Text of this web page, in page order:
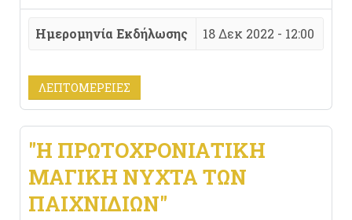
Ημερομηνία Εκδήλωσης 18 Δεκ 2022 - 12:00
ΛΕΠΤΟΜΈΡΕΙΕΣ
"Η ΠΡΩΤΟΧΡΟΝΙΆΤΙΚΗ
ΜΑΓΙΚΉ ΝΎΧΤΑ ΤΩΝ
ΠΑΙΧΝΙΔΙΏΝ"